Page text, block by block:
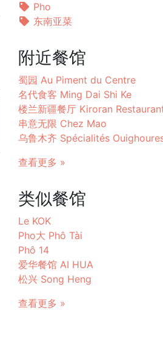
Pho
东南亚菜
附近餐馆
蜀园 Au Piment du Centre
名代食客 Ming Dai Shi Ke
楼兰新疆餐厅 Kiroran
串意无限 Chez Mao
乌鲁木齐 Spécialités
查看更多 »
类似餐馆
Le KOK
Pho大 Phô Tài
Phô 14
爱华餐馆 AI HUA
松兴 Song Heng
查看更多 »